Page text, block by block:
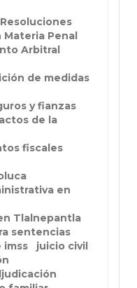
Materia Penal
Arbitral
de medidas
y fianzas
de la
fiscales
en
Tlalnepantla
sentencias
imss
juicio civil